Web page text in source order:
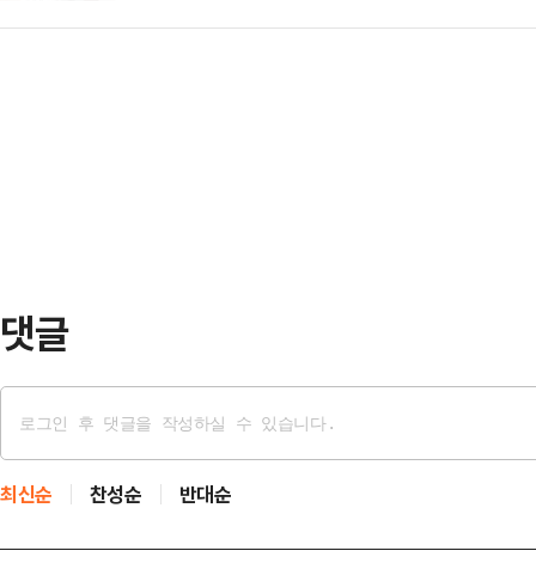
런 근거가 없어 증인으로…
국까지 비행기 타고 가는 더 빠른
조차 지적한다"며 "이번 정부의 추
댓글
최신순 찬성순 반대순